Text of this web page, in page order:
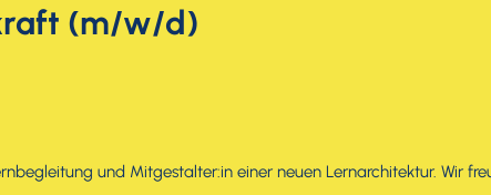
(m/w/d)
und Mitgestalter:in einer neuen Lernarchitektur. Wir